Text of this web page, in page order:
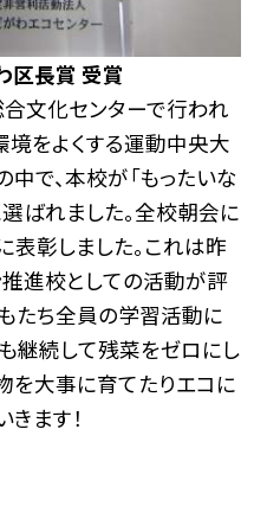
区長賞 受賞
合文化センターで行われ
境をよくする運動中央大
で、本校が「もったいな
ばれました。全校朝会に
彰しました。これは昨
進校としての活動が評
たち全員の学習活動に
継続して残菜をゼロにし
を大事に育てたりエコに
ます！